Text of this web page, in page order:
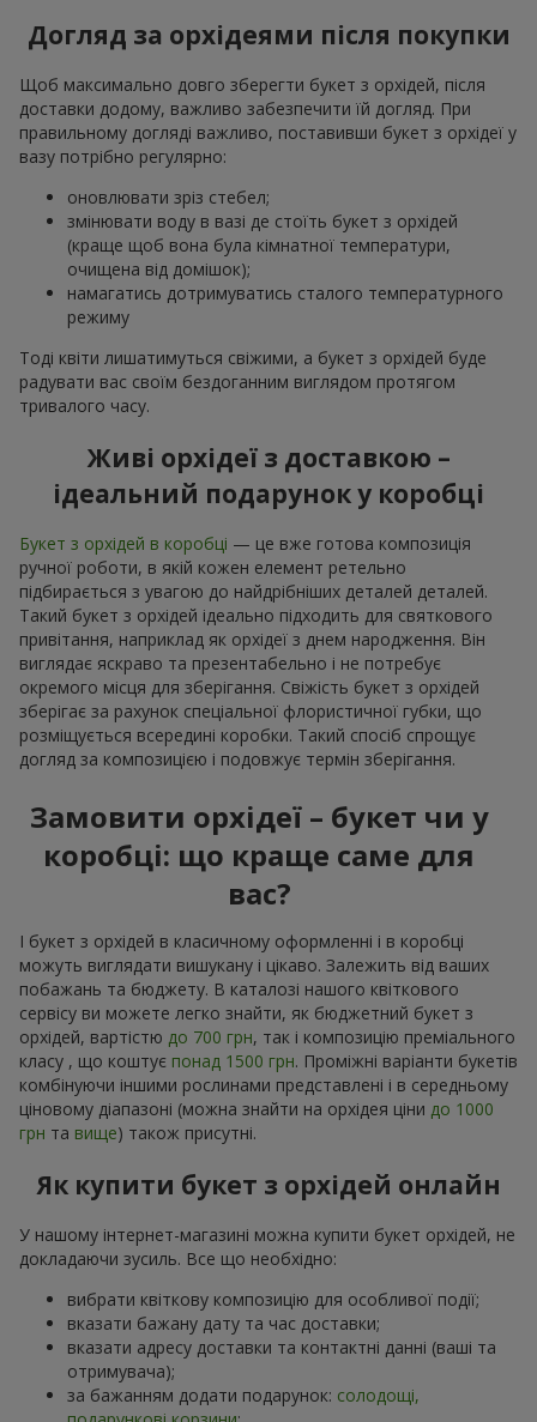
Догляд за орхідеями після покупки
Щоб максимально довго зберегти букет з орхідей, після
доставки додому, важливо забезпечити їй догляд. При
правильному догляді важливо, поставивши букет з орхідеї у
вазу потрібно регулярно:
оновлювати зріз стебел;
змінювати воду в вазі де стоїть букет з орхідей
(краще щоб вона була кімнатної температури,
очищена від домішок);
намагатись дотримуватись сталого температурного
режиму
Тоді квіти лишатимуться свіжими, а букет з орхідей буде
радувати вас своїм бездоганним виглядом протягом
тривалого часу.
Живі орхідеї з доставкою –
ідеальний подарунок у коробці
Букет з орхідей в коробці — це вже готова композиція
ручної роботи, в якій кожен елемент ретельно
підбирається з увагою до найдрібніших деталей деталей.
Такий букет з орхідей ідеально підходить для святкового
привітання, наприклад як орхідеї з днем народження. Він
виглядає яскраво та презентабельно і не потребує
окремого місця для зберігання. Свіжість букет з орхідей
зберігає за рахунок спеціальної флористичної губки, що
розміщується всередині коробки. Такий спосіб спрощує
догляд за композицією і подовжує термін зберігання.
Замовити орхідеї – букет чи у
коробці: що краще саме для
вас?
І букет з орхідей в класичному оформленні і в коробці
можуть виглядати вишукану і цікаво. Залежить від ваших
побажань та бюджету. В каталозі нашого квіткового
сервісу ви можете легко знайти, як бюджетний букет з
орхідей, вартістю до 700 грн, так і композицію преміального
класу , що коштує понад 1500 грн. Проміжні варіанти букетів
комбінуючи іншими рослинами представлені і в середньому
ціновому діапазоні (можна знайти на орхідея ціни до 1000
грн та вище) також присутні.
Як купити букет з орхідей онлайн
У нашому інтернет-магазині можна купити букет орхідей, не
докладаючи зусиль. Все що необхідно:
вибрати квіткову композицію для особливої події;
вказати бажану дату та час доставки;
вказати адресу доставки та контактні данні (ваші та
отримувача);
за бажанням додати подарунок: солодощі,